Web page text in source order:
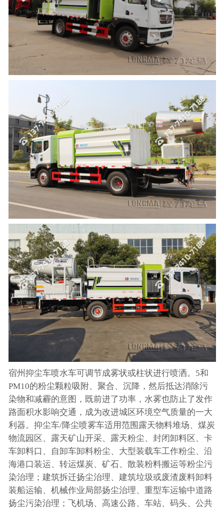
宿州抑尘车喷水车可调节成雾状或柱状进行喷洒。5和
PM10的粉尘颗粒吸附、聚合、沉降，然后抵达消除污
染物和减霾的意图，既前进了功率，水雾也防止了发作
路面积水影响交通，成为改进城区环境空气质量的一大
利器。抑尘车/降尘喷雾车适用范围露天物料堆场、煤炭
物流园区、露天矿山开采、露天粉尘、封闭卸料区、卡
车卸料口、自卸车卸料粉尘、大型装载车工作粉尘、沿
海港口装运、转运煤炭、矿石、散装粉料搬运等粉尘污
染治理；建筑拆迁扬尘治理、建筑垃圾或废渣废料卸料
装船运输、机械作业局部扬尘治理、重型车运输中道路
扬尘污染治理；飞机场、高速公路、车站、码头、公共